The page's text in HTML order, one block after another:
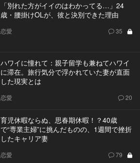
「別れた方がイイのはわかってる…」24
歳・腰掛けOLが、彼と決別できた理由
恋愛 35
ハワイに憧れて：親子留学も兼ねてハワイ
に滞在。旅行気分で浮かれていた妻が直面
した現実とは
恋愛 20
育児休暇ならぬ、思春期休暇！？40歳
で“専業主婦”に挑んだものの、1週間で挫折
したキャリア妻
恋愛 79